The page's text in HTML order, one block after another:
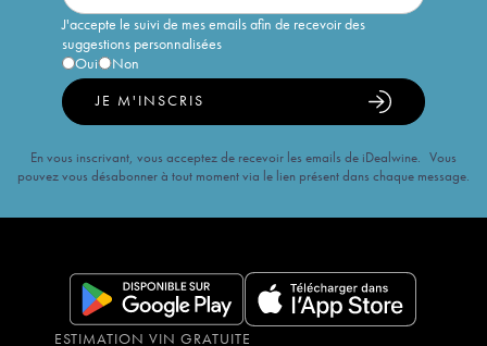
J'accepte le suivi de mes emails afin de recevoir des
suggestions personnalisées
Oui
Non
JE M'INSCRIS
En vous inscrivant, vous acceptez de recevoir les emails de iDealwine. Vous
pouvez vous désabonner à tout moment via le lien présent dans chaque message.
ESTIMATION VIN GRATUITE